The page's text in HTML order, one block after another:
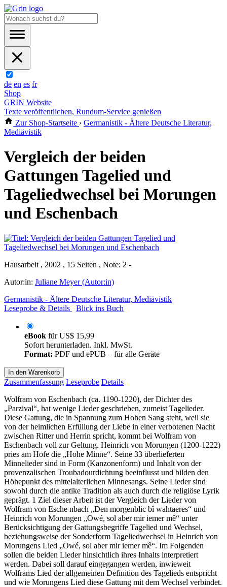
de en es fr
Shop
GRIN Website
Texte veröffentlichen, Rundum-Service genießen
Zur Shop-Startseite › Germanistik - Ältere Deutsche Literatur,
Mediävistik
Vergleich der beiden
Gattungen Tagelied und
Tageliedwechsel bei Morungen
und Eschenbach
Hausarbeit , 2002 , 15 Seiten , Note: 2 -
Autor:in: Juliane Meyer (Autor:in)
Germanistik - Ältere Deutsche Literatur, Mediävistik
Leseprobe & Details
Blick ins Buch
eBook fürUS$ 15,99
Sofort herunterladen. Inkl. MwSt.
Format: PDF und ePUB – für alle Geräte
In den Warenkorb
Zusammenfassung Leseprobe Details
Wolfram von Eschenbach (ca. 1190-1220), der Dichter des
„Parzival“, hat wenige Lieder geschrieben, zumeist Tagelieder.
Diese Gattung, die in Spannung zum Hohen Sang steht, weil sie
von der heimlichen Erfüllung der Liebe in einer verbotenen Nacht
zwischen Ritter und Herrin spricht, kommt bei Wolfram von
Eschenbach voll zur Geltung. Heinrich von Morungen (1200-1222)
pries am Hofe die „Hohe Minne“. Seine 33 überlieferten
Minnelieder sind in Form (Kanzonenform) und Inhalt von der
provenzalischen Troubadourdichtung beeinflusst und bilden den
Höhepunkt des mittelalterlichen Minnesangs. Seine Lieder sind
sowohl durch die antike Tradition als auch durch die religiöse Lyrik
geprägt. 1 Ziel dieser Arbeit ist der Vergleich der Lieder von
Wolfram von Esche nbach „Den morgenblic bî wahtaeres“ und
Heinrich von Morungen „Owé, sol aber mir iemer mê“ unter
Berücksichtigung der Gattungsbegriffe Tagelied und Wechsel,
beziehungsweise der Sonderform Tageliedwechsel in Heinrich von
Morungens Lied „Owé, sol aber mir iemer mê“. Im Folgenden
sollen die beiden Lieder hinsichtlich ihres Inhalts interpretiert
werden. Dabei soll darauf eingegangen werden, inwieweit
Wolframs Lied der allgemeinen Definition des Tagelieds entspricht
und wie Morungens Lied diese Gattung mit dem Wechsel verbindet.